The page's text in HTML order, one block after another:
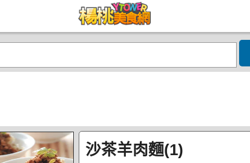
沙茶羊肉麵(1)